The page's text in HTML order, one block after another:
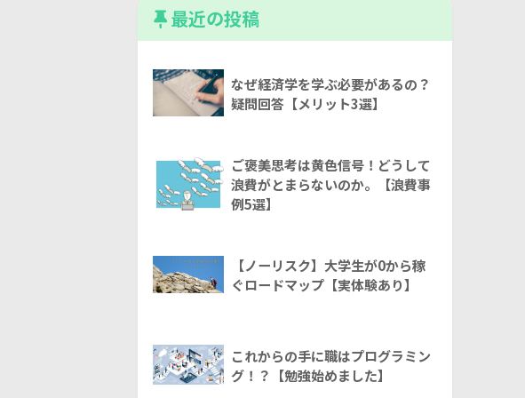
最近の投稿
なぜ経済学を学ぶ必要があるの？
疑問回答【メリット3選】
ご褒美思考は黄色信号！どうして
浪費がとまらないのか。【浪費事
例5選】
【ノーリスク】大学生が0から稼
ぐロードマップ【実体験あり】
これからの手に職はプログラミン
グ！？【勉強始めました】